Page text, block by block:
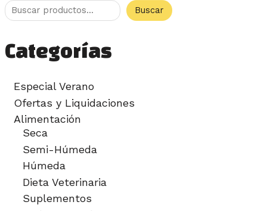
Buscar
Categorías
Especial Verano
Ofertas y Liquidaciones
Alimentación
Seca
Semi-Húmeda
Húmeda
Dieta Veterinaria
Suplementos